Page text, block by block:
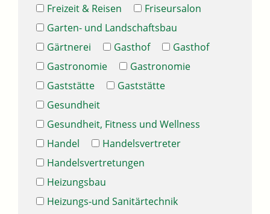
Freizeit & Reisen
Friseursalon
Garten- und Landschaftsbau
Gärtnerei
Gasthof
Gasthof
Gastronomie
Gastronomie
Gaststätte
Gaststätte
Gesundheit
Gesundheit, Fitness und Wellness
Handel
Handelsvertreter
Handelsvertretungen
Heizungsbau
Heizungs-und Sanitärtechnik